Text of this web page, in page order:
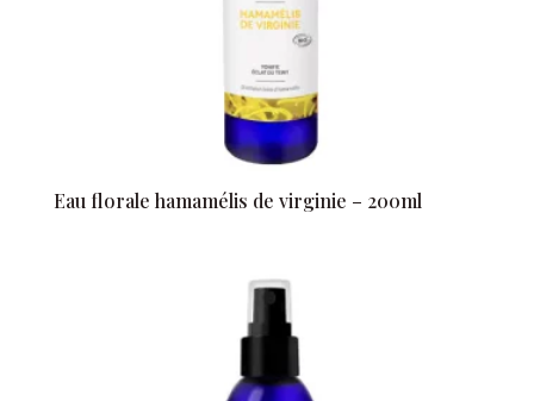
Eau florale hamamélis de virginie – 200ml